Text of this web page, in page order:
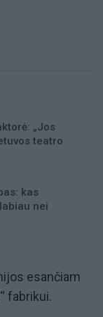
„Jos
teatro
kas
nei
esančiam
fabrikui.